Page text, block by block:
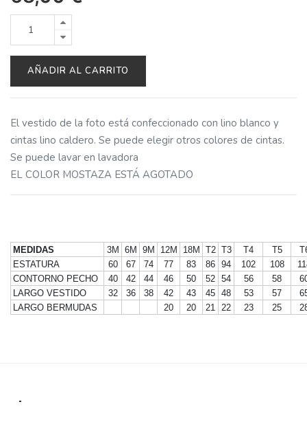
AÑADIR AL CARRITO
El vestido de la foto está confeccionado con lino blanco y
cintas lino caldero. Se puede elegir otros colores de cintas.
Se puede lavar en lavadora
EL COLOR MOSTAZA ESTÁ AGOTADO
MEDIDAS 3M 6M 9M 12M 18M T2 T3 T4 T5
ESTATURA
60 67 74 77 83 86 94 102 108
CONTORNO PECHO
40 42 44 46 50 52 54 56 58
LARGO VESTIDO
32 36 38 42 43 45 48 53 57
LARGO BERMUDAS
20 20 21 22 23 25